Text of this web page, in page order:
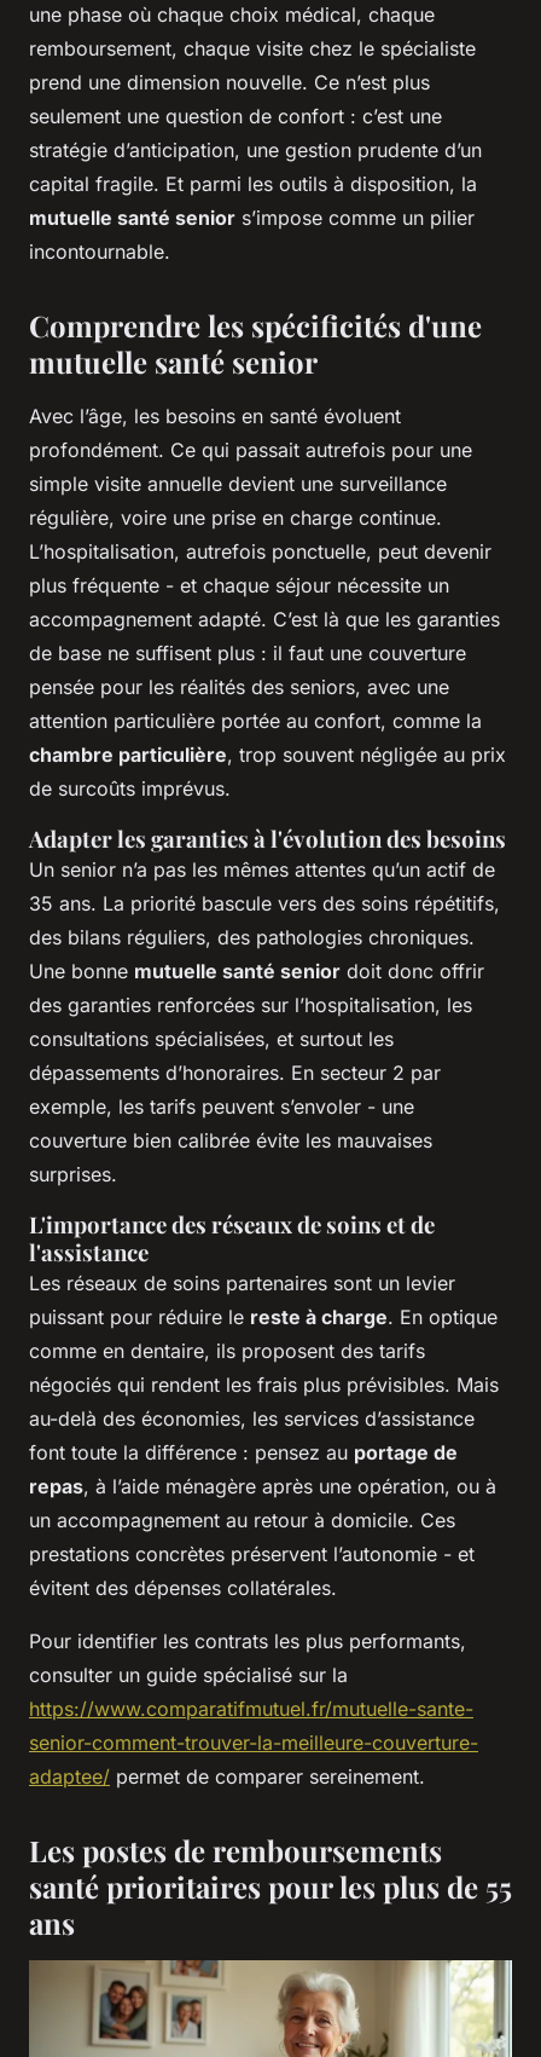
une phase où chaque choix médical, chaque
remboursement, chaque visite chez le spécialiste
prend une dimension nouvelle. Ce n’est plus
seulement une question de confort : c’est une
stratégie d’anticipation, une gestion prudente d’un
capital fragile. Et parmi les outils à disposition, la
mutuelle santé senior s’impose comme un pilier
incontournable.
Comprendre les spécificités d'une
mutuelle santé senior
Avec l’âge, les besoins en santé évoluent
profondément. Ce qui passait autrefois pour une
simple visite annuelle devient une surveillance
régulière, voire une prise en charge continue.
L’hospitalisation, autrefois ponctuelle, peut devenir
plus fréquente - et chaque séjour nécessite un
accompagnement adapté. C’est là que les garanties
de base ne suffisent plus : il faut une couverture
pensée pour les réalités des seniors, avec une
attention particulière portée au confort, comme la
chambre particulière, trop souvent négligée au prix
de surcoûts imprévus.
Adapter les garanties à l'évolution des besoins
Un senior n’a pas les mêmes attentes qu’un actif de
35 ans. La priorité bascule vers des soins répétitifs,
des bilans réguliers, des pathologies chroniques.
Une bonne mutuelle santé senior doit donc offrir
des garanties renforcées sur l’hospitalisation, les
consultations spécialisées, et surtout les
dépassements d’honoraires. En secteur 2 par
exemple, les tarifs peuvent s’envoler - une
couverture bien calibrée évite les mauvaises
surprises.
L'importance des réseaux de soins et de
l'assistance
Les réseaux de soins partenaires sont un levier
puissant pour réduire le reste à charge. En optique
comme en dentaire, ils proposent des tarifs
négociés qui rendent les frais plus prévisibles. Mais
au-delà des économies, les services d’assistance
font toute la différence : pensez au portage de
repas, à l’aide ménagère après une opération, ou à
un accompagnement au retour à domicile. Ces
prestations concrètes préservent l’autonomie - et
évitent des dépenses collatérales.
Pour identifier les contrats les plus performants,
consulter un guide spécialisé sur la
https://www.comparatifmutuel.fr/mutuelle-sante-
senior-comment-trouver-la-meilleure-couverture-
adaptee/ permet de comparer sereinement.
Les postes de remboursements
santé prioritaires pour les plus de 55
ans